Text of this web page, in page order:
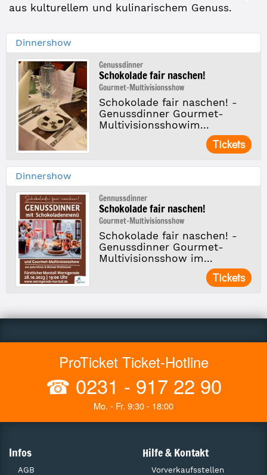
aus kulturellem und kulinarischem Genuss.
Dinnershow
Genussdinner
Schokolade fair naschen!
Gourmet-Multivisionsshow
Schokolade fair naschen! -
Genussdinner Gourmet-
Multivisionsshowim...
Tickets
Dinnershow
Gennussdinner
Schokolade fair naschen!
Gourmet-Multivisionsshow
Schokolade fair naschen! -
Genussdinner Gourmet-
Multivisionsshow im...
Tickets
ProTicket Ticket-Hotline
☎ 0231 - 917 22 90
Mo. - Fr. 9:30 - 18:00
Infos
AGB
Hilfe & Kontakt
Vorverkaufsstellen